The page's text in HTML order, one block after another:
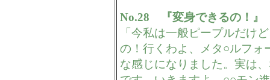
No.28 『変身できるの！』
「今私は一般ピープルだけ
の！行くわよ、メタ○ルフ
な感じになりました。実は